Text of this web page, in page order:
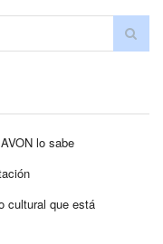
lo sabe
cultural que está